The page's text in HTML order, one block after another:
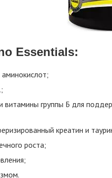
Essentials:
витамины группы Б для
креатин и
роста;